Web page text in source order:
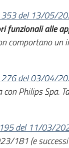
353 del 13/05/
funzionali alle
comportano
276 del 03/04/
Philips Spa.
del 11/03/
181 (e